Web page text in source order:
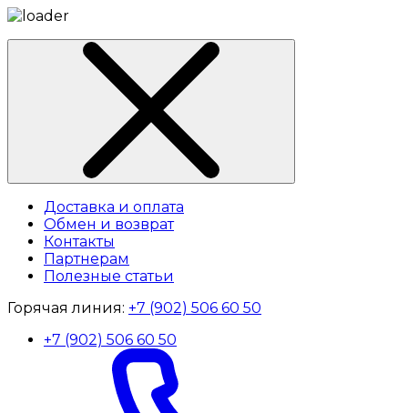
Доставка и оплата
Обмен и возврат
Контакты
Партнерам
Полезные статьи
Горячая линия: +7 (902) 506 60 50
+7 (902) 506 60 50